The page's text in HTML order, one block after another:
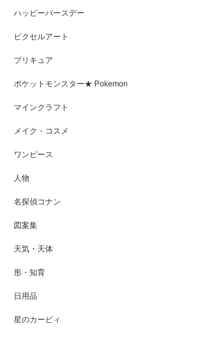
ハッピーバースデー
ピクセルアート
プリキュア
ポケットモンスター★ Pokemon
マインクラフト
メイク・コスメ
ワンピース
人物
名探偵コナン
図案集
天気・天体
形・知育
日用品
星のカービィ